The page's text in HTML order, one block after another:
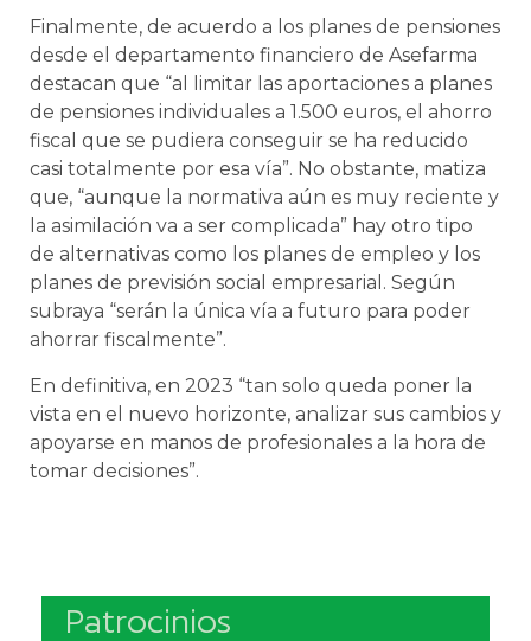
Finalmente, de acuerdo a los planes de pensiones
desde el departamento financiero de Asefarma
destacan que “al limitar las aportaciones a planes
de pensiones individuales a 1.500 euros, el ahorro
fiscal que se pudiera conseguir se ha reducido
casi totalmente por esa vía”. No obstante, matiza
que, “aunque la normativa aún es muy reciente y
la asimilación va a ser complicada” hay otro tipo
de alternativas como los planes de empleo y los
planes de previsión social empresarial. Según
subraya “serán la única vía a futuro para poder
ahorrar fiscalmente”.
En definitiva, en 2023 “tan solo queda poner la
vista en el nuevo horizonte, analizar sus cambios y
apoyarse en manos de profesionales a la hora de
tomar decisiones”.
Patrocinios